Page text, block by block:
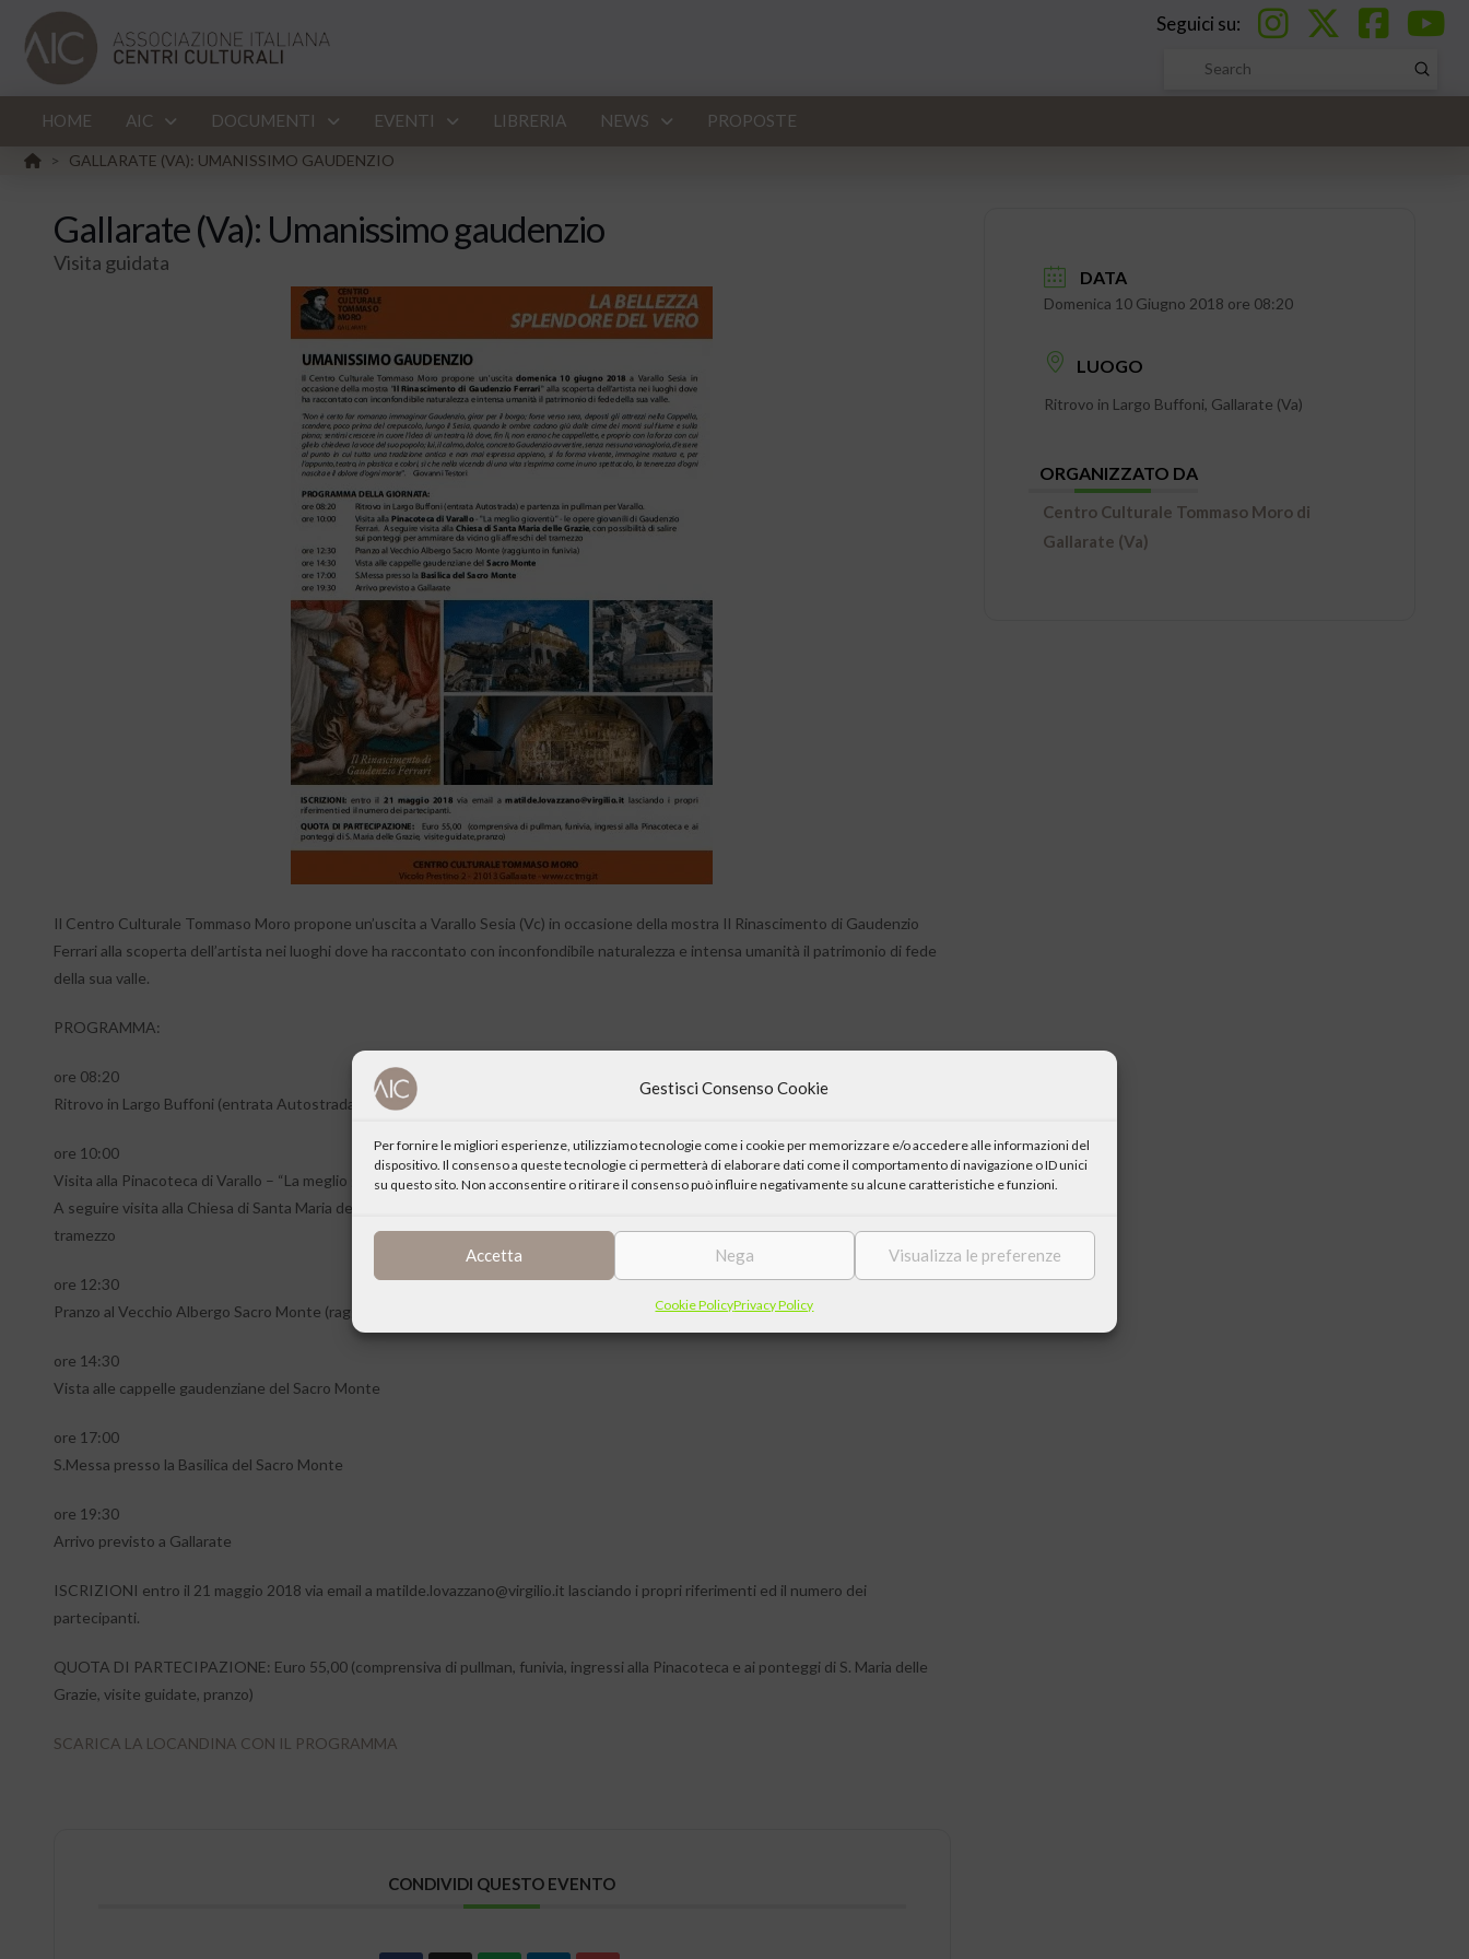
Gestisci Consenso Cookie
Per fornire le migliori esperienze, utilizziamo tecnologie come i cookie per memorizzare e/o accedere alle informazioni del
dispositivo. Il consenso a queste tecnologie ci permetterà di elaborare dati come il comportamento di navigazione o ID unici
su questo sito. Non acconsentire o ritirare il consenso può influire negativamente su alcune caratteristiche e funzioni.
Accetta Nega Visualizza le preferenze
Cookie PolicyPrivacy Policy
Seguici su:
Search
Submit
HOME AIC DOCUMENTI EVENTI LIBRERIA NEWS PROPOSTE
HOME
> GALLARATE (VA): UMANISSIMO GAUDENZIO
Gallarate (Va): Umanissimo gaudenzio
Visita guidata
Il Centro Culturale Tommaso Moro propone un’uscita a Varallo Sesia (Vc) in occasione della mostra Il Rinascimento di Gaudenzio
Ferrari alla scoperta dell’artista nei luoghi dove ha raccontato con inconfondibile naturalezza e intensa umanità il patrimonio di fede
della sua valle.
PROGRAMMA:
ore 08:20
Ritrovo in Largo Buffoni (entrata Autostrada) e partenza in pullman per Varallo.
ore 10:00
Visita alla Pinacoteca di Varallo – “La meglio gioventù” – le opere giovanili di Gaudenzio Ferrari.
A seguire visita alla Chiesa di Santa Maria delle Grazie, con possibilità di salire sui ponteggi per ammirare da vicino gli affreschi del
tramezzo
ore 12:30
Pranzo al Vecchio Albergo Sacro Monte (raggiunto in funivia)
ore 14:30
Vista alle cappelle gaudenziane del Sacro Monte
ore 17:00
S.Messa presso la Basilica del Sacro Monte
ore 19:30
Arrivo previsto a Gallarate
ISCRIZIONI entro il 21 maggio 2018 via email a matilde.lovazzano@virgilio.it lasciando i propri riferimenti ed il numero dei
partecipanti.
QUOTA DI PARTECIPAZIONE: Euro 55,00 (comprensiva di pullman, funivia, ingressi alla Pinacoteca e ai ponteggi di S. Maria delle
Grazie, visite guidate, pranzo)
SCARICA LA LOCANDINA CON IL PROGRAMMA
CONDIVIDI QUESTO EVENTO
DATA
Domenica 10 Giugno 2018 ore 08:20
LUOGO
Ritrovo in Largo Buffoni, Gallarate (Va)
ORGANIZZATO DA
Centro Culturale Tommaso Moro di
Gallarate (Va)